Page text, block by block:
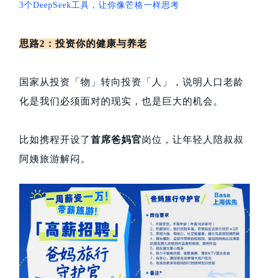
3个DeepSeek工具，让你像芒格一样思考
思路2：投资你的健康与养老
国家从投资「物」转向投资「人」，说明人口老龄
化是我们必须面对的现实，也是巨大的机会。
比如携程开设了首席爸妈官岗位，让年轻人陪叔叔
阿姨旅游解闷。